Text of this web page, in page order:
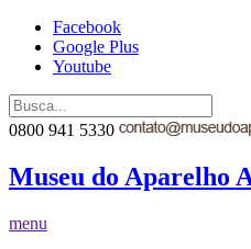
Facebook
Google Plus
Youtube
0800 941 5330
Museu do Aparelho
menu